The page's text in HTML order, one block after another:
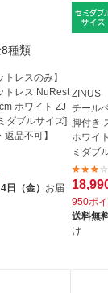
8種類
レスのみ】
トレス NuRest
ホワイト ZJ
ダブルサイズ]
返品不可】
日（金） お届
ZINUS
チール
脚付き
ホワイ
ミダブ
ル・...
950ポ
送料無料
け